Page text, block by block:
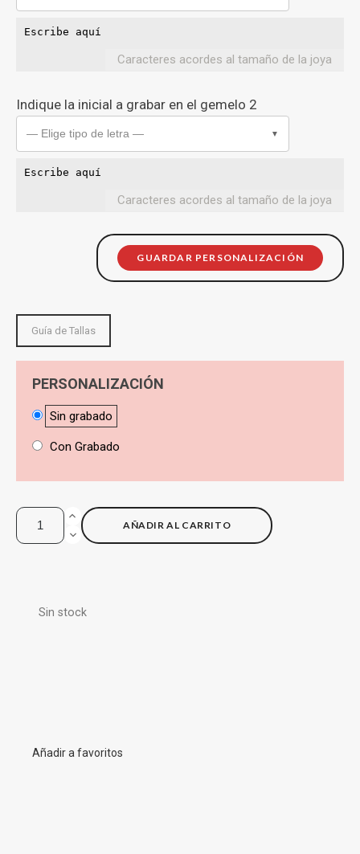
Caracteres acordes al tamaño de la joya
Indique la inicial a grabar en el gemelo 2
— Elige tipo de letra — ▼
Caracteres acordes al tamaño de la joya
GUARDAR PERSONALIZACIÓN
Guía de Tallas
PERSONALIZACIÓN
Sin grabado
Con Grabado
AÑADIR AL CARRITO
Sin stock
Añadir a favoritos